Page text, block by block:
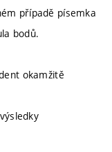
případě písemka
bodů.
okamžitě